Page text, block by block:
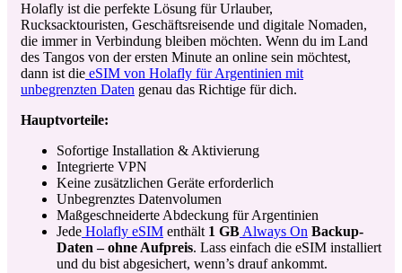
Holafly ist die perfekte Lösung für Urlauber,
Rucksacktouristen, Geschäftsreisende und digitale Nomaden,
die immer in Verbindung bleiben möchten. Wenn du im Land
des Tangos von der ersten Minute an online sein möchtest,
dann ist die eSIM von Holafly für Argentinien mit
unbegrenzten Daten genau das Richtige für dich.
Hauptvorteile:
Sofortige Installation & Aktivierung
Integrierte VPN
Keine zusätzlichen Geräte erforderlich
Unbegrenztes Datenvolumen
Maßgeschneiderte Abdeckung für Argentinien
Jede Holafly eSIM enthält 1 GB Always On Backup-
Daten – ohne Aufpreis. Lass einfach die eSIM installiert
und du bist abgesichert, wenn’s drauf ankommt.